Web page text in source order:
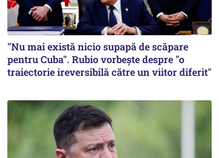
"Nu mai există nicio supapă de scăpare
pentru Cuba". Rubio vorbește despre "o
traiectorie ireversibilă către un viitor diferit"